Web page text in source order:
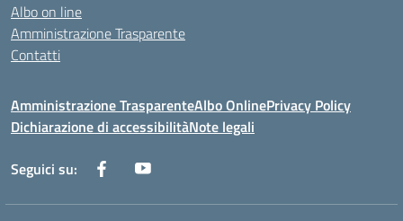
Albo on line
Amministrazione Trasparente
Contatti
Amministrazione TrasparenteAlbo OnlinePrivacy Policy
Dichiarazione di accessibilitàNote legali
Seguici su: